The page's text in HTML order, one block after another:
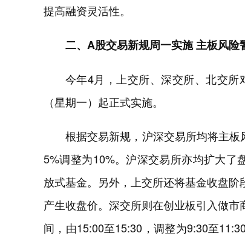
提高融资灵活性。
二、A股交易新规周一实施 主板风险
今年4月，上交所、深交所、北交
（星期一）起正式实施。
根据交易新规，沪深交易所均将主
5%调整为10%。沪深交易所亦均扩大了
放式基金。另外，上交所还将基金收盘
产生收盘价。深交所则在创业板引入做
间，由15:00至15:30，调整为9:30至